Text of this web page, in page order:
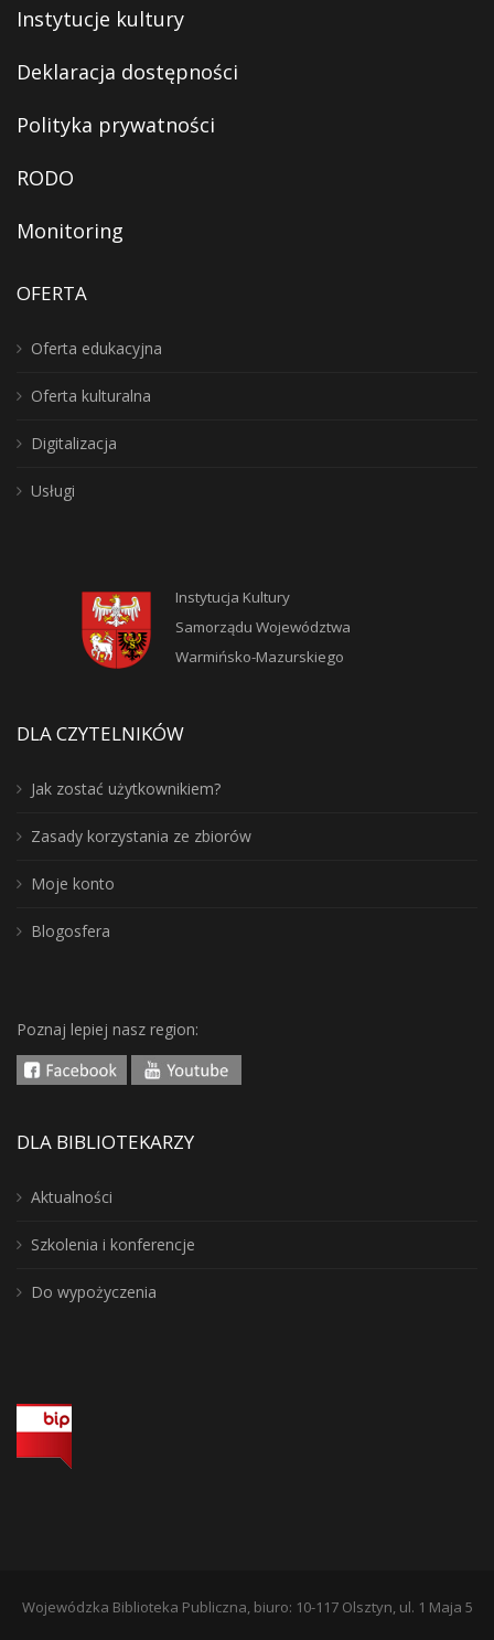
Instytucje kultury
Deklaracja dostępności
Polityka prywatności
RODO
Monitoring
OFERTA
Oferta edukacyjna
Oferta kulturalna
Digitalizacja
Usługi
Instytucja Kultury
Samorządu Województwa
Warmińsko-Mazurskiego
DLA CZYTELNIKÓW
Jak zostać użytkownikiem?
Zasady korzystania ze zbiorów
Moje konto
Blogosfera
Poznaj lepiej nasz region:
DLA BIBLIOTEKARZY
Aktualności
Szkolenia i konferencje
Do wypożyczenia
Wojewódzka Biblioteka Publiczna, biuro: 10-117 Olsztyn, ul. 1 Maja 5